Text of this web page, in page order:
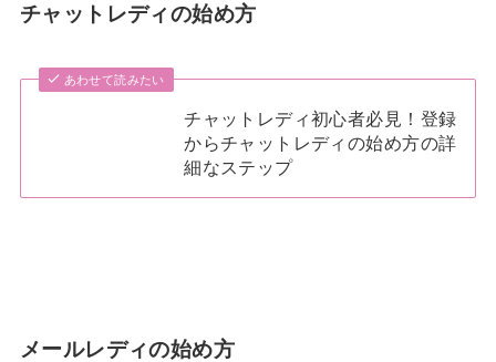
チャットレディの始め方
あわせて読みたい
チャットレディ初心者必見！登録
からチャットレディの始め方の詳
細なステップ
メールレディの始め方